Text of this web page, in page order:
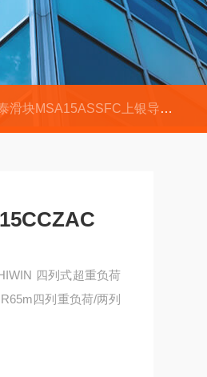
MSA15ASSFC上银导轨HGW15CCZAC
四列式超重负荷
四列重负荷/两列